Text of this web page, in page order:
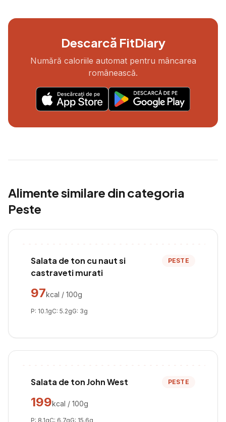
Descarcă FitDiary
Numără caloriile automat pentru mâncarea
românească.
Alimente similare din categoria
Peste
Salata de ton cu naut si
castraveti murati
PESTE
97kcal / 100g
P: 10.1gC: 5.2gG: 3g
Salata de ton John West PESTE
199kcal / 100g
P: 8.1gC: 6.7gG: 15.6g